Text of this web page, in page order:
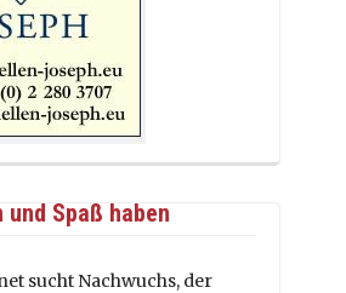
Spaß haben
sucht Nachwuchs, der